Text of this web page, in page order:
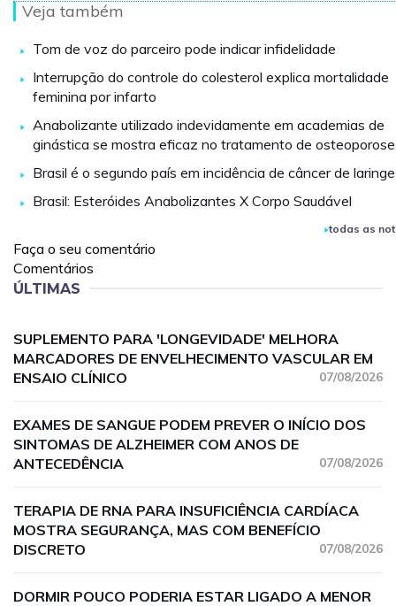
Veja também
Tom de voz do parceiro pode indicar infidelidade
Interrupção do controle do colesterol explica mortalidade
feminina por infarto
Anabolizante utilizado indevidamente em academias de
ginástica se mostra eficaz no tratamento de osteoporose
Brasil é o segundo país em incidência de câncer de laringe
Brasil: Esteróides Anabolizantes X Corpo Saudável
todas as
Faça o seu comentário
Comentários
ÚLTIMAS
SUPLEMENTO PARA 'LONGEVIDADE' MELHORA
MARCADORES DE ENVELHECIMENTO VASCULAR EM
ENSAIO CLÍNICO
07/08/2026
EXAMES DE SANGUE PODEM PREVER O INÍCIO DOS
SINTOMAS DE ALZHEIMER COM ANOS DE
ANTECEDÊNCIA
07/08/2026
TERAPIA DE RNA PARA INSUFICIÊNCIA CARDÍACA
MOSTRA SEGURANÇA, MAS COM BENEFÍCIO
DISCRETO
07/08/2026
DORMIR POUCO PODERIA ESTAR LIGADO A MENOR